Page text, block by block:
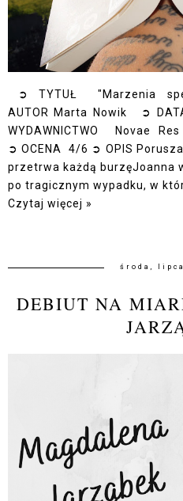
➲ TYTUŁ "Marzenia
AUTOR Marta Nowik ➲
WYDAWNICTWO Novae
➲ OCENA 4/6 ➲ OPIS
przetrwa każdą burzęJoanna
po tragicznym wypadku, w
Czytaj więcej »
środa,
DEBIUT NA